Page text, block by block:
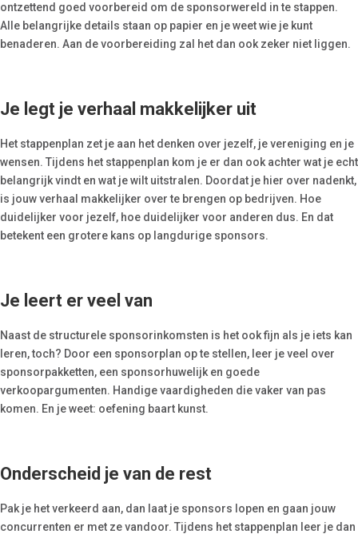
ontzettend goed voorbereid om de sponsorwereld in te stappen.
Alle belangrijke details staan op papier en je weet wie je kunt
benaderen. Aan de voorbereiding zal het dan ook zeker niet liggen.
Je legt je verhaal makkelijker uit
Het stappenplan zet je aan het denken over jezelf, je vereniging en je
wensen. Tijdens het stappenplan kom je er dan ook achter wat je echt
belangrijk vindt en wat je wilt uitstralen. Doordat je hier over nadenkt,
is jouw verhaal makkelijker over te brengen op bedrijven. Hoe
duidelijker voor jezelf, hoe duidelijker voor anderen dus. En dat
betekent een grotere kans op langdurige sponsors.
Je leert er veel van
Naast de structurele sponsorinkomsten is het ook fijn als je iets kan
leren, toch? Door een sponsorplan op te stellen, leer je veel over
sponsorpakketten, een sponsorhuwelijk en goede
verkoopargumenten. Handige vaardigheden die vaker van pas
komen. En je weet: oefening baart kunst.
Onderscheid je van de rest
Pak je het verkeerd aan, dan laat je sponsors lopen en gaan jouw
concurrenten er met ze vandoor. Tijdens het stappenplan leer je dan